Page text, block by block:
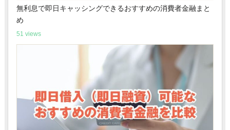
無利息で即日キャッシングできるおすすめの消費者金融まと
め
51 views